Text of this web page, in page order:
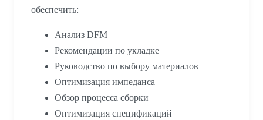
обеспечить:
Анализ DFM
Рекомендации по укладке
Руководство по выбору материалов
Оптимизация импеданса
Обзор процесса сборки
Оптимизация спецификаций